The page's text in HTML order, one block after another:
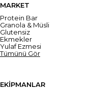
MARKET
Protein Bar
Granola & Müsli
Glutensiz
Ekmekler
Yulaf Ezmesi
Tümünü Gör
EKİPMANLAR